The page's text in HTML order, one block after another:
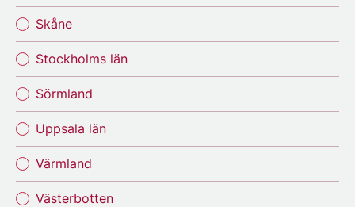
Skåne
Stockholms län
Sörmland
Uppsala län
Värmland
Västerbotten